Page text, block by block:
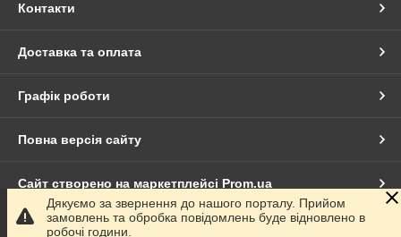
Контакти
Доставка та оплата
Графік роботи
Повна версія сайту
Сайт створено на маркетплейсі Prom.ua
Політика конфіденційності
Дякуємо за звернення до нашого порталу. Прийом
замовлень та обробка повідомлень буде відновлено в
робочі години.